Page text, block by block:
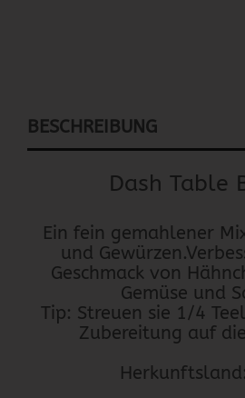
BESCHREIBUNG
Dash Table
Ein fein gemahlener
und
Geschmack von
Gemüse und
Tip: Streuen sie 1/4
Zubereitung auf